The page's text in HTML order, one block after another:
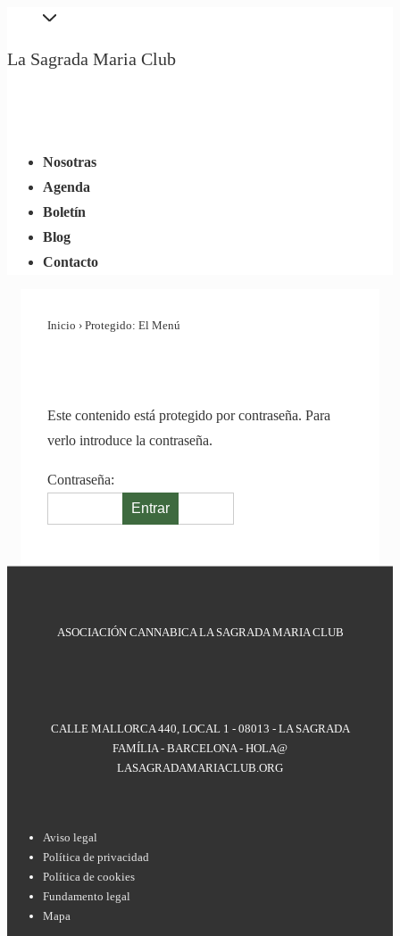
al
La Sagrada Maria Club
principal
Nosotras
Agenda
Boletín
Blog
Contacto
Inicio › Protegido: El Menú
Este contenido está protegido por contraseña. Para
verlo introduce la contraseña.
Contraseña:
ASOCIACIÓN CANNABICA LA SAGRADA MARIA CLUB
CALLE MALLORCA 440, LOCAL 1 - 08013 - LA SAGRADA
FAMÍLIA - BARCELONA - HOLA@
LASAGRADAMARIACLUB.ORG
Menú
del
pie
Aviso legal
Política de privacidad
Política de cookies
Fundamento legal
Mapa